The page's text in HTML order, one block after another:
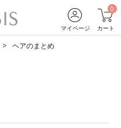
マイページ
0
カート
ヘアのまとめ